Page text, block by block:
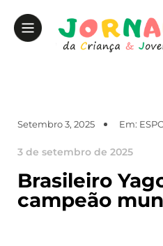
Setembro 3, 2025 Em:
3 de setembro de 2025
Brasileiro
campeão